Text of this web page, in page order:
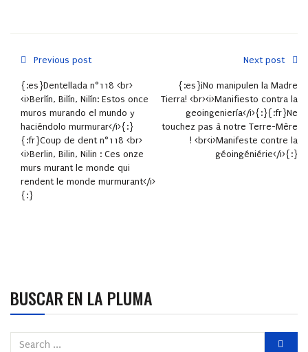
Previous post
{:es}Dentellada n°118 <br>
<i>Berlín, Bilín, Nilín: Estos once
muros murando el mundo y
haciéndolo murmurar</i>{:}
{:fr}Coup de dent n°118 <br>
<i>Berlin, Bilin, Nilin : Ces onze
murs murant le monde qui
rendent le monde murmurant</i>
{:}
Next post
{:es}¡No manipulen la Madre
Tierra! <br><i>Manifiesto contra la
geoingeniería</i>{:}{:fr}Ne
touchez pas à notre Terre-Mère
! <br<i>Manifeste contre la
géoingéniérie</i>{:}
BUSCAR EN LA PLUMA